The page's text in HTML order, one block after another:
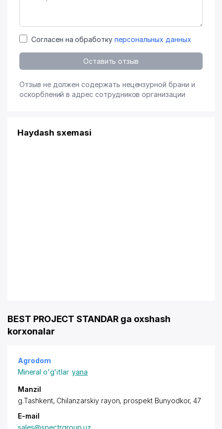
Согласен на обработку персональных данных
Оставить отзыв
Отзыв не должен содержать нецензурной брани и
оскорблений в адрес сотрудников организации
Haydash sxemasi
BEST PROJECT STANDAR ga oxshash
korxonalar
Agrodom
Mineral o'g'itlar yana
Manzil
g.Tashkent, Chilanzarskiy rayon, prospekt Bunyodkor, 47
E-mail
sales@spectrgroup.uz